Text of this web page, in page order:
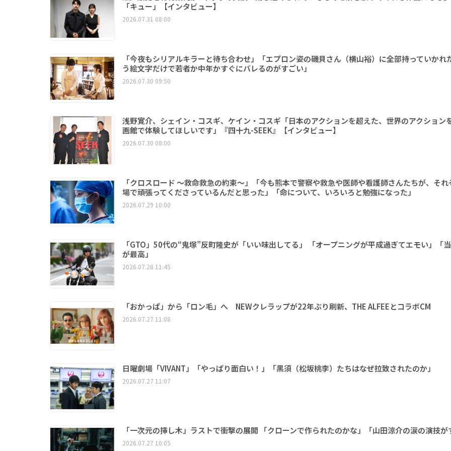
「キュー」【インタビュー】
2026.07.31 08:00
「今夜もシリアルキラーと待ち合わせ」「エプロン姿の磯貝さん（横山裕）に全部持っていかれ
う絵文字だけで若者か中年かすぐにバレるのがすごい」
2026.07.30 09:50
浅野寛介、シェイン・コスギ、ケイン・コスギ「日本のアクションを超えた、世界のアクション
画館で体験してほしいです」『四十九-SEEK』【インタビュー】
2026.07.30 08:00
「クロスロード ～救命救急の約束～」「今も熊本で警察や救急や医師や看護師さんたちが、それ
場で頑張ってくださっているんだと思った」「命について、いろいろと勉強になった」
2026.07.29 10:00
「GTO」50代の“鬼塚”反町隆史が「いい味出してる」 「オープニングが平成過ぎてエモい」「
が最高」
2026.07.28 11:45
「おかっぱ」から「ロン毛」へ NEWクレラップが22年ぶり刷新、THE ALFEEとコラボCM
2026.07.27 11:08
日曜劇場「VIVANT」「やっぱり面白い！」「黒須（松坂桃李）たちはなぜ拉致されたのか」
2026.07.27 11:07
「一次元の挿し木」ラストで衝撃の展開 「クローンで作られたのかな」「山田涼介の涙の演技が
2026.07.27 10:05